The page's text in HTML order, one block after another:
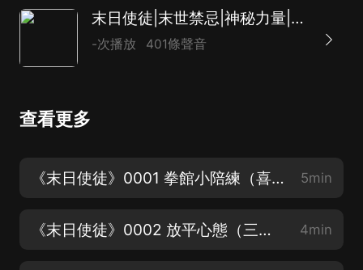
末日使徒|末世禁忌|神秘力量|有聲星海領銜
-次播放 401條聲音
查看更多
《末日使徒》0001 拳館小陪練（喜馬拉雅-閱文集團聯合出品） 5min
《末日使徒》0002 放平心態（三集必上癮系列） 4min